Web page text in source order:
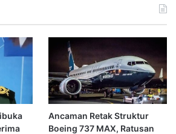
Ancaman Retak Struktur
Boeing 737 MAX, Ratusan